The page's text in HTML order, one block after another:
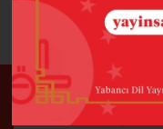
1
En son haberler,